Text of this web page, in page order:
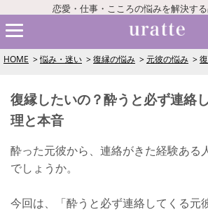
恋愛・仕事・こころの悩みを解決す
HOME 悩み・迷い 復縁の悩み 元彼の悩み
復縁したいの？酔うと必ず連絡
理と本音
酔った元彼から、連絡がきた経験ある
でしょうか。
今回は、「酔うと必ず連絡してくる元